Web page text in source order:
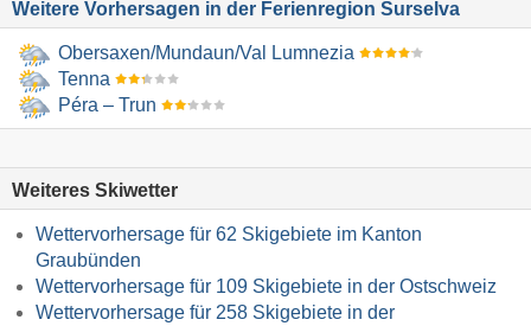
Weitere Vorhersagen in der Ferienregion Surselva
Obersaxen/​Mundaun/​Val Lumnezia
Tenna
Péra – Trun
Weiteres Skiwetter
Wettervorhersage für 62 Skigebiete im Kanton
Graubünden
Wettervorhersage für 109 Skigebiete in der Ostschweiz
Wettervorhersage für 258 Skigebiete in der